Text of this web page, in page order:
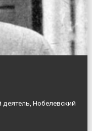
Нобелевский